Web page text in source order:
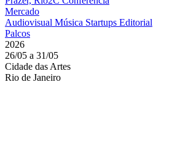
Mercado
Audiovisual Música Startups Editorial
Palcos
2026
26/05 a 31/05
Cidade das Artes
Rio de Janeiro